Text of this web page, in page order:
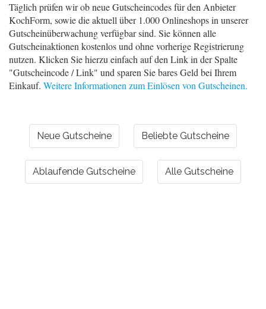
Täglich prüfen wir ob neue Gutscheincodes für den Anbieter
KochForm, sowie die aktuell über 1.000 Onlineshops in unserer
Gutscheinüberwachung verfügbar sind. Sie können alle
Gutscheinaktionen kostenlos und ohne vorherige Registrierung
nutzen. Klicken Sie hierzu einfach auf den Link in der Spalte
"Gutscheincode / Link" und sparen Sie bares Geld bei Ihrem
Einkauf. Weitere Informationen zum Einlösen von Gutscheinen.
Neue Gutscheine Beliebte Gutscheine
Ablaufende Gutscheine Alle Gutscheine